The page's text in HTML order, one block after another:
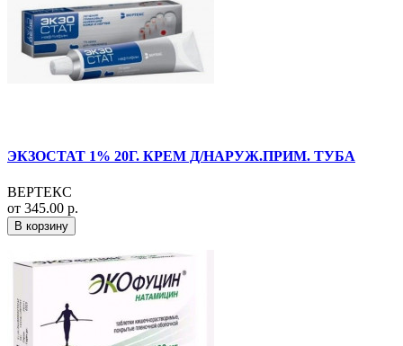
ЭКЗОСТАТ 1% 20Г. КРЕМ Д/НАРУЖ.ПРИМ. ТУБА
ВЕРТЕКС
от 345.00 р.
В корзину